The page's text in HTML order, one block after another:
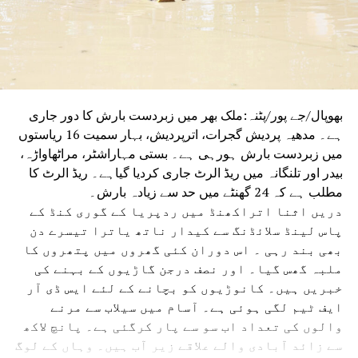
بھوپال/جے پور/پٹنہ:ملک بھر میں زبردست بارش کا دور جاری
ہے۔ مدھیہ پردیش گجرات، اترپردیش، بہار سمیت 16 ریاستوں
میں زبردست بارش ہورہی ہے۔ بستی مہاراشٹر، مراٹھاواڑہ،
بیدر اور تلنگانہ میں ریڈ الرٹ جاری کردیا گیاہے۔ ریڈ الرٹ کا
مطلب ہے کہ 24 گھنٹے میں حد سے زیادہ بارش۔
دریں اثنا اتراکھنڈ میں ردپریا کے گوری کنڈ کے
پاس لینڈ سلائڈنگ سے کیدار ناتھ یاترا تیسرے دن
بھی بند رہی ۔ اس دوران کئی گھروں میں پتھروں کا
ملبہ گھس گیا۔ اور نصف درجن گاڑیوں کے بہنے کی
خبریں ہیں۔ کانوڑیوں کو بچانے کے لئے ایس ڈی آر
ایف ٹیم لگی ہوئی ہے۔ آسام میں سیلاب سے مرنے
والوں کی تعداد اب سو سے پار کرگئی ہے۔ پانچ لاکھ
سے زائد آبادی والے علاقے زیر آب ہیں۔ وہاں کے لوگ